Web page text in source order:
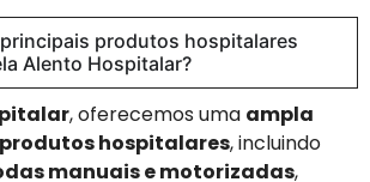
produtos hospitalares
Alento Hospitalar?
, oferecemos uma ampla
hospitalares, incluindo
manuais e motorizadas,